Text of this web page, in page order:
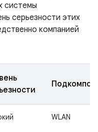
системы
серьезности этих
компанией
WLAN